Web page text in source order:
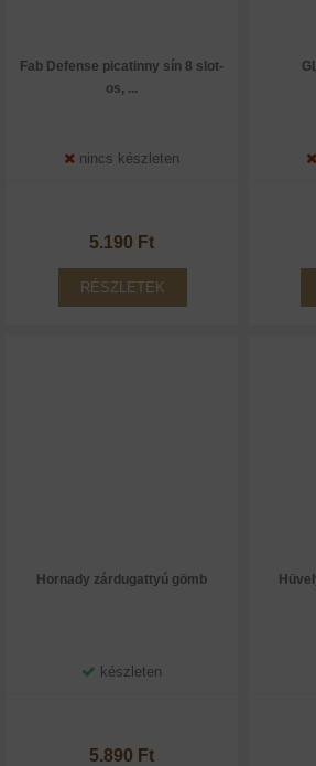
Fab Defense picatinny sín 8 slot-
os, ...
nincs készleten
5.190 Ft
RÉSZLETEK
Hornady zárdugattyú gömb
készleten
5.890 Ft